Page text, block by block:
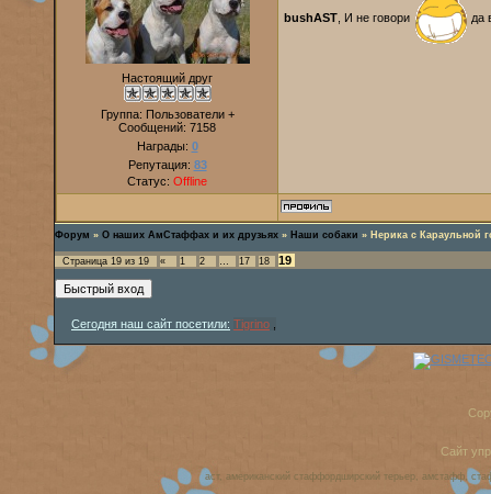
Настоящий друг
Группа: Пользователи +
Сообщений: 7158
Награды: 0
Репутация: 83
Статус: Offline
bushAST , И не говори да
Форум » О наших АмСтаффах и их друзьях » Наши собаки » Нерика с Караульной
Страница 19 из 19 « 1 2 … 17 18 19
Сегодня наш сайт посетили: Tigrino
Сайт
аст, американский стаффордширский терьер, амстафф,